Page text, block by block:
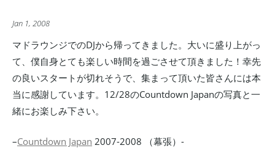
Jan 1, 2008
マドラウンジでのDJから帰ってきました。大いに盛り上がっ
て、僕自身とても楽しい時間を過ごさせて頂きました！幸先
の良いスタートが切れそうで、集まって頂いた皆さんには本
当に感謝しています。12/28のCountdown Japanの写真と一
緒にお楽しみ下さい。
–Countdown Japan 2007-2008 （幕張）-